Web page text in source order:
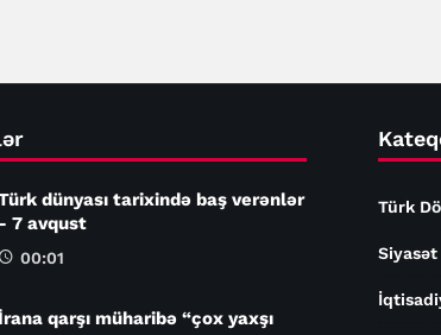
dünyası tarixində baş verənlər
- 7 avqust
00:01
İrana qarşı müharibə “çox yaxşı
Türk
Siyasət